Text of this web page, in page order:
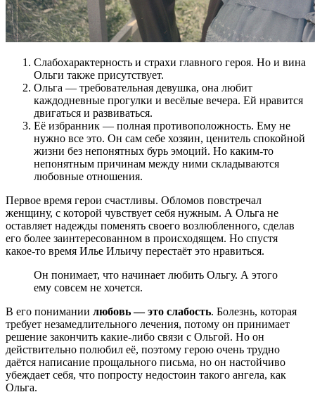
Слабохарактерность и страхи главного героя. Но и вина
Ольги также присутствует.
Ольга — требовательная девушка, она любит
каждодневные прогулки и весёлые вечера. Ей нравится
двигаться и развиваться.
Её избранник — полная противоположность. Ему не
нужно все это. Он сам себе хозяин, ценитель спокойной
жизни без непонятных бурь эмоций. Но каким-то
непонятным причинам между ними складываются
любовные отношения.
Первое время герои счастливы. Обломов повстречал
женщину, с которой чувствует себя нужным. А Ольга не
оставляет надежды поменять своего возлюбленного, сделав
его более заинтересованном в происходящем. Но спустя
какое-то время Илье Ильичу перестаёт это нравиться.
Он понимает, что начинает любить Ольгу. А этого
ему совсем не хочется.
В его понимании любовь — это слабость. Болезнь, которая
требует незамедлительного лечения, потому он принимает
решение закончить какие-либо связи с Ольгой. Но он
действительно полюбил её, поэтому герою очень трудно
даётся написание прощального письма, но он настойчиво
убеждает себя, что попросту недостоин такого ангела, как
Ольга.